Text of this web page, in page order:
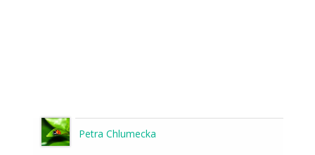
Petra Chlumecka